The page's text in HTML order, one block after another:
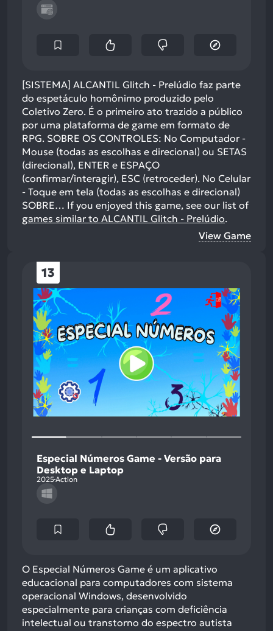
[SISTEMA] ALCANTIL Glitch - Prelúdio faz parte
do espetáculo homônimo produzido pelo
Coletivo Zero. É o primeiro ato trazido a público
por uma plataforma de game em formato de
RPG. SOBRE OS CONTROLES: No Computador -
Mouse (todas as escolhas e direcional) ou SETAS
(direcional), ENTER e ESPAÇO
(confirmar/interagir), ESC (retroceder). No Celular
- Toque em tela (todas as escolhas e direcional)
SOBRE… If you enjoyed this game, see our list of
games similar to ALCANTIL Glitch - Prelúdio.
View Game
13
Especial Números Game - Versão para
Desktop e Laptop
2025Action
O Especial Números Game é um aplicativo
educacional para computadores com sistema
operacional Windows, desenvolvido
especialmente para crianças com deficiência
intelectual ou transtorno do espectro autista